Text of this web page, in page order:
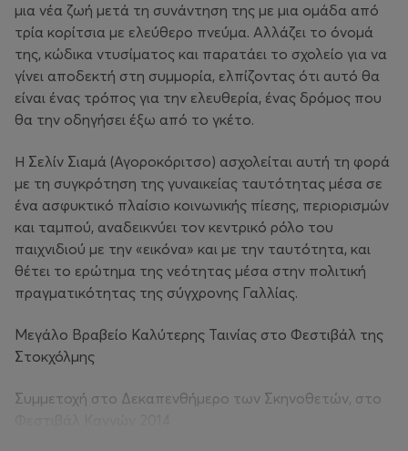
μια νέα ζωή μετά τη συνάντηση της με μια ομάδα από
τρία κορίτσια με ελεύθερο πνεύμα. Αλλάζει το όνομά
της, κώδικα ντυσίματος και παρατάει το σχολείο για να
γίνει αποδεκτή στη συμμορία, ελπίζοντας ότι αυτό θα
είναι ένας τρόπος για την ελευθερία, ένας δρόμος που
θα την οδηγήσει έξω από το γκέτο.
Η Σελίν Σιαμά (Αγοροκόριτσο) ασχολείται αυτή τη φορά
με τη συγκρότηση της γυναικείας ταυτότητας μέσα σε
ένα ασφυκτικό πλαίσιο κοινωνικής πίεσης, περιορισμών
και ταμπού, αναδεικνύει τον κεντρικό ρόλο του
παιχνιδιού με την «εικόνα» και με την ταυτότητα, και
θέτει το ερώτημα της νεότητας μέσα στην πολιτική
πραγματικότητας της σύγχρονης Γαλλίας.
Μεγάλο Βραβείο Καλύτερης Ταινίας στο Φεστιβάλ της
Στοκχόλμης
Συμμετοχή στο Δεκαπενθήμερο των Σκηνοθετών, στο